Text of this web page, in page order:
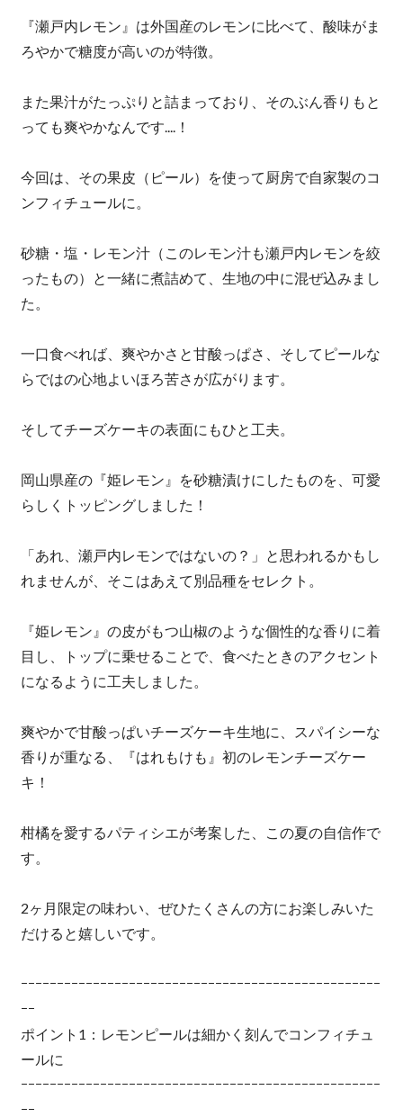
『瀬戸内レモン』は外国産のレモンに比べて、酸味がま
ろやかで糖度が高いのが特徴。
また果汁がたっぷりと詰まっており、そのぶん香りもと
っても爽やかなんです....！
今回は、その果皮（ピール）を使って厨房で自家製のコ
ンフィチュールに。
砂糖・塩・レモン汁（このレモン汁も瀬戸内レモンを絞
ったもの）と一緒に煮詰めて、生地の中に混ぜ込みまし
た。
一口食べれば、爽やかさと甘酸っぱさ、そしてピールな
らではの心地よいほろ苦さが広がります。
そしてチーズケーキの表面にもひと工夫。
岡山県産の『姫レモン』を砂糖漬けにしたものを、可愛
らしくトッピングしました！
「あれ、瀬戸内レモンではないの？」と思われるかもし
れませんが、そこはあえて別品種をセレクト。
『姫レモン』の皮がもつ山椒のような個性的な香りに着
目し、トップに乗せることで、食べたときのアクセント
になるように工夫しました。
爽やかで甘酸っぱいチーズケーキ生地に、スパイシーな
香りが重なる、『はれもけも』初のレモンチーズケー
キ！
柑橘を愛するパティシエが考案した、この夏の自信作で
す。
2ヶ月限定の味わい、ぜひたくさんの方にお楽しみいた
だけると嬉しいです。
ｰｰｰｰｰｰｰｰｰｰｰｰｰｰｰｰｰｰｰｰｰｰｰｰｰｰｰｰｰｰｰｰｰｰｰｰｰｰｰｰｰｰｰｰｰｰｰｰｰｰ
ｰｰ
ポイント1：レモンピールは細かく刻んでコンフィチュ
ールに
ｰｰｰｰｰｰｰｰｰｰｰｰｰｰｰｰｰｰｰｰｰｰｰｰｰｰｰｰｰｰｰｰｰｰｰｰｰｰｰｰｰｰｰｰｰｰｰｰｰｰ
ｰｰ